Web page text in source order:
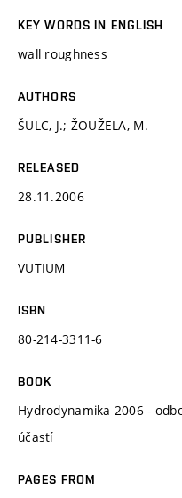
KEY WORDS IN ENGLISH
wall roughness
AUTHORS
ŠULC, J.; ŽOUŽELA, M.
RELEASED
28.11.2006
PUBLISHER
VUTIUM
ISBN
80-214-3311-6
BOOK
Hydrodynamika 2006 -
účastí
PAGES FROM